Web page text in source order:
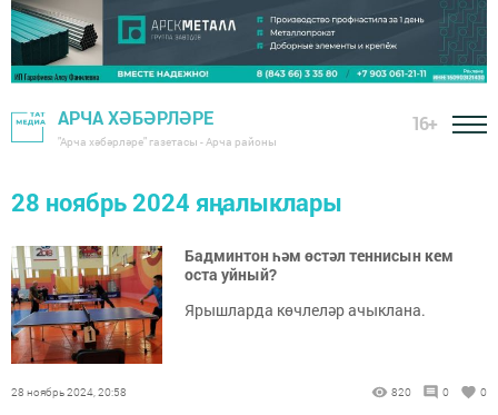
АРЧА ХӘБӘРЛӘРЕ
"Арча хәбәрләре" газетасы - Арча районы
16+
28 ноябрь 2024 яңалыклары
Бадминтон һәм өстәл теннисын кем
оста уйный?
Ярышларда көчлеләр ачыклана.
28 ноябрь 2024, 20:58 820 0 0